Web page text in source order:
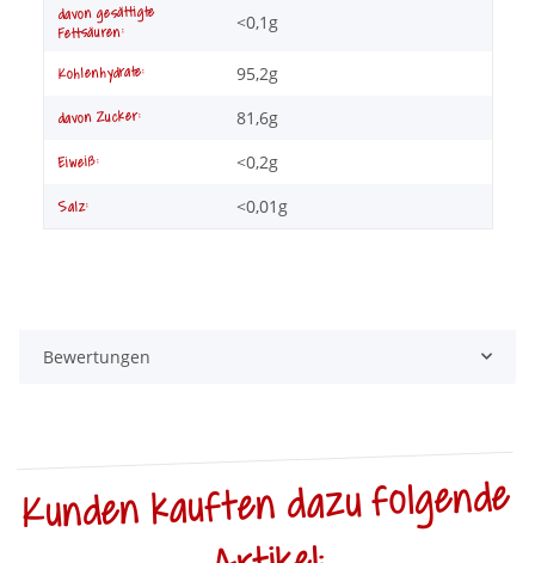
davon gesättigte
Fettsäuren:
<0,1g
Kohlenhydrate: 95,2g
davon Zucker: 81,6g
Eiweiß: <0,2g
Salz: <0,01g
Bewertungen
Kunden kauften dazu folgende